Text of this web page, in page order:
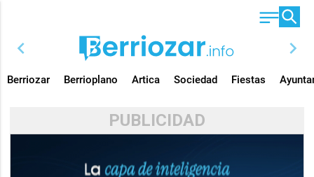
chevron_left chevron_right
Berriozar Berrioplano Artica Sociedad Fiestas
PUBLICIDAD